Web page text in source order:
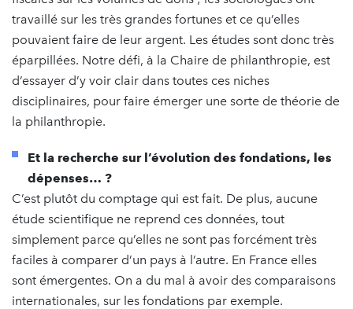
travaillé sur les très grandes fortunes et ce qu’elles
pouvaient faire de leur argent. Les études sont donc très
éparpillées. Notre défi, à la Chaire de philanthropie, est
d’essayer d’y voir clair dans toutes ces niches
disciplinaires, pour faire émerger une sorte de théorie de
la philanthropie.
Et la recherche sur l’évolution des fondations, les
dépenses… ?
C’est plutôt du comptage qui est fait. De plus, aucune
étude scientifique ne reprend ces données, tout
simplement parce qu’elles ne sont pas forcément très
faciles à comparer d’un pays à l’autre. En France elles
sont émergentes. On a du mal à avoir des comparaisons
internationales, sur les fondations par exemple.